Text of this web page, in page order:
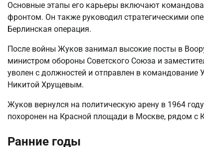
Основные этапы его карьеры включают
фронтом. Он также руководил стратегическими
Берлинская операция.
После войны Жуков занимал высокие посты в
министром обороны Советского Союза и
уволен с должностей и отправлен в командование
Никитой Хрущевым.
Жуков вернулся на политическую арену в 1964
похоронен на Красной площади в Москве, рядом с
Ранние годы